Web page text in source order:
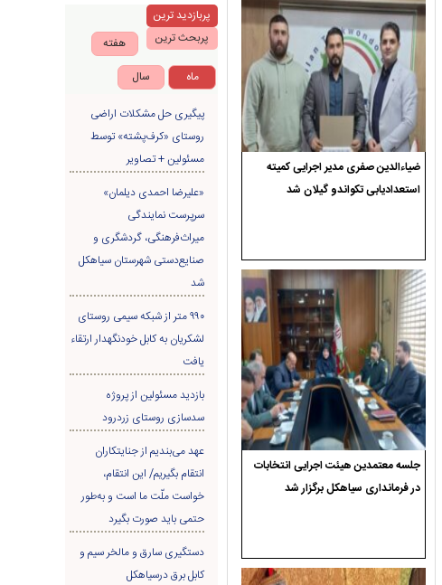
ضیاءالدین صفری مدیر اجرایی کمیته
استعدادیابی تکواندو گیلان شد
جلسه معتمدین هیئت اجرایی انتخابات
در فرمانداری سیاهکل برگزار شد
پربازدید ترین
پربحث ترین
هفته
ماه
سال
پیگیری حل مشکلات اراضی
روستای «کرف‌پشته» توسط
مسئولین + تصاویر
«علیرضا احمدی دیلمان»
سرپرست نمایندگی
میراث‌فرهنگی، گردشگری و
صنایع‌دستی شهرستان سیاهکل
شد
۹۹۰ متر از شبکه سیمی روستای
لشکریان به کابل خودنگهدار ارتقاء
یافت
بازدید مسئولین از پروژه
سدسازی روستای زردرود
عهد می‌بندیم از جنایتکاران
انتقام بگیریم/ این انتقام،
خواست ملّت ما است و به‌طور
حتمی باید صورت بگیرد
دستگیری سارق و مالخر سیم و
کابل برق درسیاهکل